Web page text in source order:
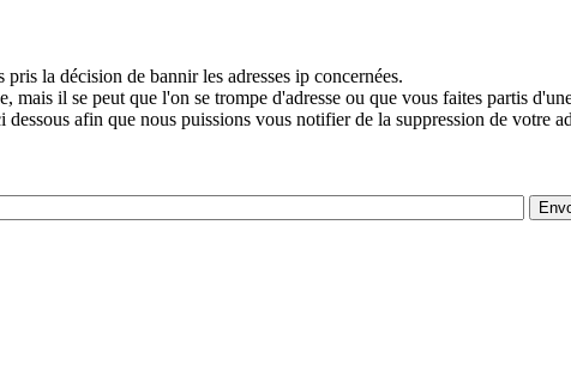
la décision de bannir les adresses ip concernées.
mais il se peut que l'on se trompe d'adresse ou que vous faites partis
afin que nous puissions vous notifier de la suppression de votre